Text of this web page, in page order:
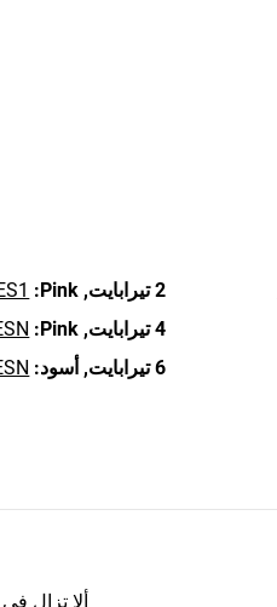
2 تيرابايت, Pink:
4 تيرابايت, Pink:
6 تيرابايت, أسود:
ألا تزال